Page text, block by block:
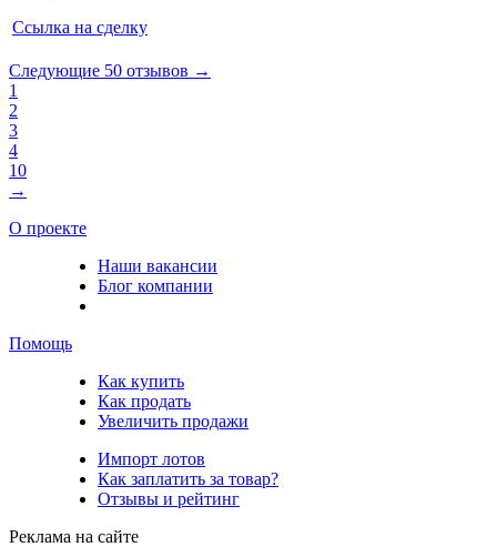
Ссылка на сделку
Следующие 50 отзывов →
1
2
3
4
10
→
О проекте
Наши вакансии
Блог компании
Помощь
Как купить
Как продать
Увеличить продажи
Импорт лотов
Как заплатить за товар?
Отзывы и рейтинг
Реклама на сайте